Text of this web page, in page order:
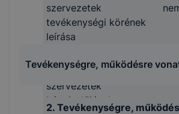
szervezetek
tevékenységi körének
leírása
3. A fentiek szerinti
gazdálkodó
szervezetek
képviselőjének neve
Tevékenységre, működésre
2. Tevékenységre,